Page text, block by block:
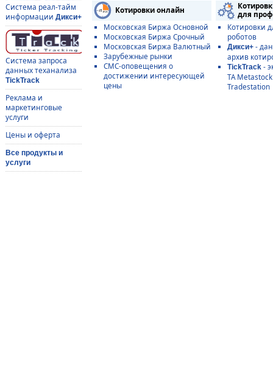
Система реал-тайм
информации Дикси+
Система запроса
данных теханализа
TickTrack
Реклама и
маркетинговые
услуги
Цены и оферта
Все продукты и
услуги
Котировки онлайн
для
Московская Биржа Основной
Московская Биржа Срочный
Московская Биржа Валютный
Зарубежные рынки
СМС-оповещения о
достижении интересующей
цены
Котировки
роботов
Дикси+-
архив
TickTrack-
ТА
Tradestation